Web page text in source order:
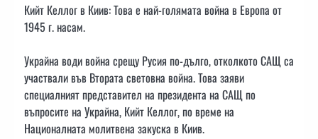
Кийт Келлог в Киив: Това е най-голямата война в Европа от
1945 г. насам.
Украйна води война срещу Русия по-дълго, отколкото САЩ са
участвали във Втората световна война. Това заяви
специалният представител на президента на САЩ по
въпросите на Украйна, Кийт Келлог, по време на
Националната молитвена закуска в Киив.